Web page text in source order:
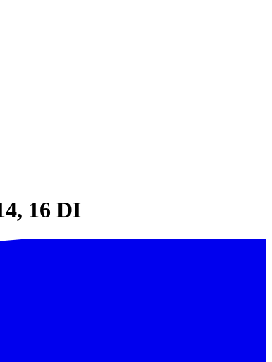
16 DI